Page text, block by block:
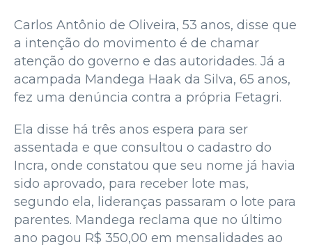
Carlos Antônio de Oliveira, 53 anos, disse que
a intenção do movimento é de chamar
atenção do governo e das autoridades. Já a
acampada Mandega Haak da Silva, 65 anos,
fez uma denúncia contra a própria Fetagri.
Ela disse há três anos espera para ser
assentada e que consultou o cadastro do
Incra, onde constatou que seu nome já havia
sido aprovado, para receber lote mas,
segundo ela, lideranças passaram o lote para
parentes. Mandega reclama que no último
ano pagou R$ 350,00 em mensalidades ao